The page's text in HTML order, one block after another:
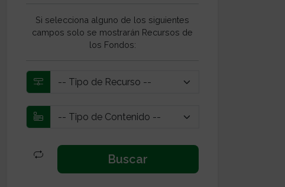
Si selecciona alguno de los siguientes
campos solo se mostrarán Recursos de
los Fondos: